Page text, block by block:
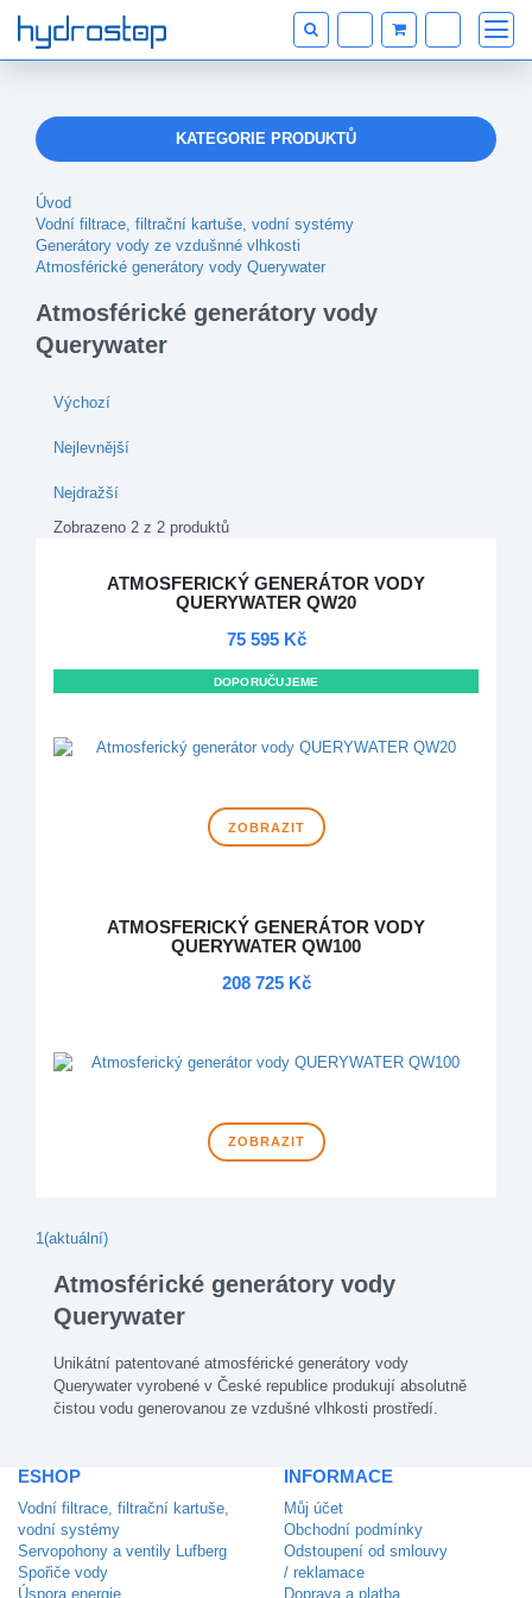
KATEGORIE PRODUKTŮ
Úvod
Vodní filtrace, filtrační kartuše, vodní systémy
Generátory vody ze vzdušnné vlhkosti
Atmosférické generátory vody Querywater
Atmosférické generátory vody
Querywater
Výchozí
Nejlevnější
Nejdražší
Zobrazeno 2 z 2 produktů
ATMOSFERICKÝ GENERÁTOR VODY
QUERYWATER QW20
75 595 Kč
DOPORUČUJEME
ZOBRAZIT
ATMOSFERICKÝ GENERÁTOR VODY
QUERYWATER QW100
208 725 Kč
ZOBRAZIT
1 (aktuální)
Atmosférické generátory vody
Querywater
Unikátní patentované atmosférické generátory vody
Querywater vyrobené v České republice produkují absolutně
čistou vodu generovanou ze vzdušné vlhkosti prostředí.
ESHOP
Vodní filtrace, filtrační kartuše,
vodní systémy
Servopohony a ventily Lufberg
Spořiče vody
Úspora energie
INFORMACE
Můj účet
Obchodní podmínky
Odstoupení od smlouvy
/ reklamace
Doprava a platba